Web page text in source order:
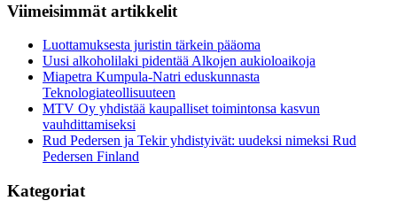
Viimeisimmät artikkelit
Luottamuksesta juristin tärkein pääoma
Uusi alkoholilaki pidentää Alkojen aukioloaikoja
Miapetra Kumpula-Natri eduskunnasta
Teknologiateollisuuteen
MTV Oy yhdistää kaupalliset toimintonsa kasvun
vauhdittamiseksi
Rud Pedersen ja Tekir yhdistyivät: uudeksi nimeksi Rud
Pedersen Finland
Kategoriat